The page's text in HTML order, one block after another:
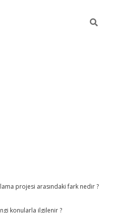
projesi arasındaki fark nedir ?
konularla ilgilenir ?